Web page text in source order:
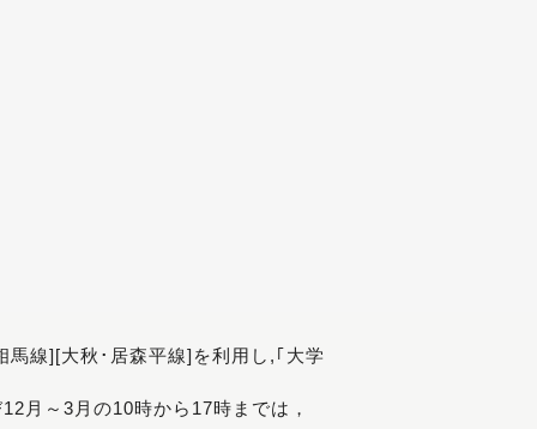
線][大秋･居森平線]を利用し,｢大学
月～3月の10時から17時までは，